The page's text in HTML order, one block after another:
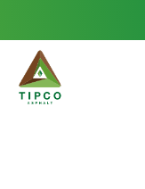
ทิปโก้แอ
บรรยายใ
ผลิตภัณ